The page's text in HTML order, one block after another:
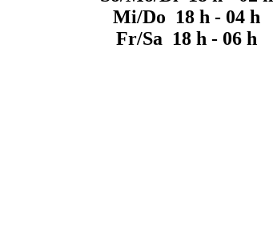
Mi/Do 18 h - 04 h
Fr/Sa 18 h - 06 h